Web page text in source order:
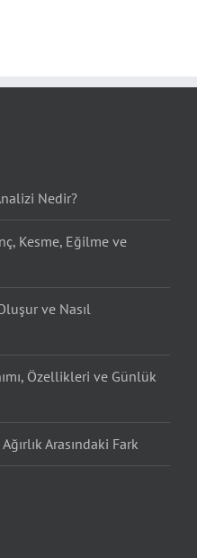
Nedir?
Kesme, Eğilme ve
ve Nasıl
Özellikleri ve Günlük
Arasındaki Fark